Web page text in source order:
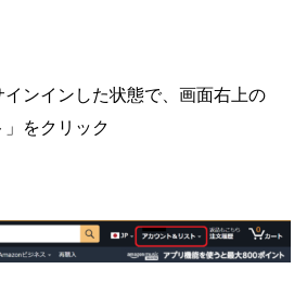
インインした状態で、画面右上の
」をクリック